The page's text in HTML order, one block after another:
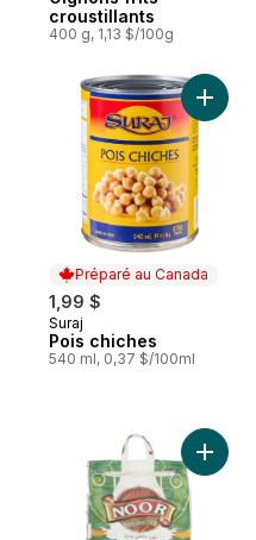
croustillants
400 g, 1,13 $/100g
Préparé au Canada
1,99 $
Préparé au Canada
Suraj
Pois chiches
540 ml, 0,37 $/100ml